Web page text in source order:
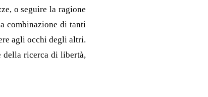
o seguire la ragione
combinazione di tanti
agli occhi degli altri.
della ricerca di libertà,